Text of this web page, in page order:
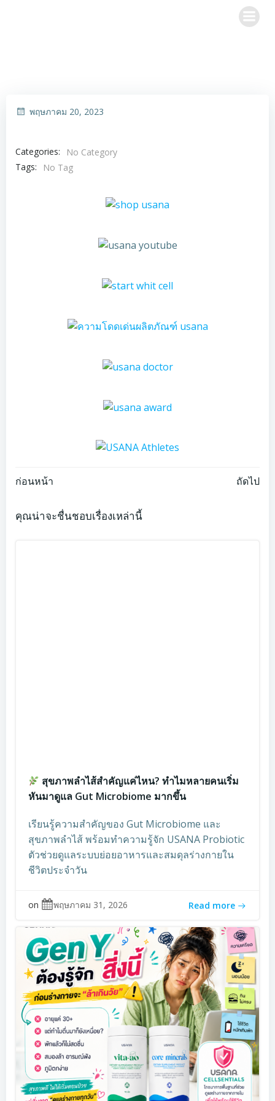
พฤษภาคม 20, 2023
Categories:
No Category
Tags:
No Tag
Post
navigation
ก่อนหน้า
navigation
ถัดไป
คุณน่าจะชื่นชอบเรื่องเหล่านี้
สุขภาพลำไส้สำคัญแค่ไหน? ทำไมหลายคนเริ่ม
หันมาดูแล Gut Microbiome มากขึ้น
เรียนรู้ความสำคัญของ Gut Microbiome และ
สุขภาพลำไส้ พร้อมทำความรู้จัก USANA Probiotic
ตัวช่วยดูแลระบบย่อยอาหารและสมดุลร่างกายใน
ชีวิตประจำวัน
on พฤษภาคม 31, 2026 Read more